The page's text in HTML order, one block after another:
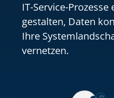
IT-Service-
gestalten, Daten
Ihre
vernetzen.